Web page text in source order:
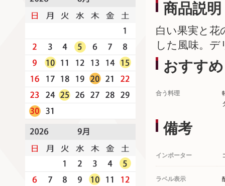
商品説明
白い果実と花
した風味。
おすすめ
合う料理
備考
インポーター
ラベル表示